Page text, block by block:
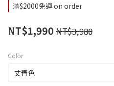
滿$2000免運 on order
NT$1,990 NT$3,980
Color